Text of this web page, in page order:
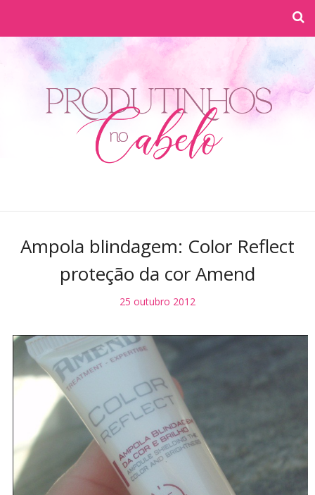
Ampola blindagem: Color Reflect
proteção da cor Amend
25 outubro 2012